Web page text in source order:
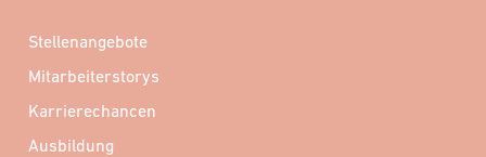
Stellenangebote
Mitarbeiterstorys
Karrierechancen
Ausbildung